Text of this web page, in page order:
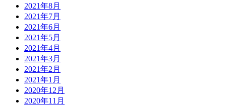
2021年8月
2021年7月
2021年6月
2021年5月
2021年4月
2021年3月
2021年2月
2021年1月
2020年12月
2020年11月